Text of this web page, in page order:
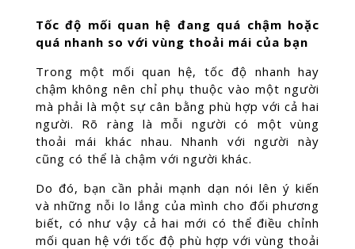
Tốc độ mối quan hệ đang quá chậm hoặc
quá nhanh so với vùng thoải mái của bạn
Trong một mối quan hệ, tốc độ nhanh hay
chậm không nên chỉ phụ thuộc vào một người
mà phải là một sự cân bằng phù hợp với cả hai
người. Rõ ràng là mỗi người có một vùng
thoải mái khác nhau. Nhanh với người này
cũng có thể là chậm với người khác.
Do đó, bạn cần phải mạnh dạn nói lên ý kiến
và những nỗi lo lắng của mình cho đối phương
biết, có như vậy cả hai mới có thể điều chỉnh
mối quan hệ với tốc độ phù hợp với vùng thoải